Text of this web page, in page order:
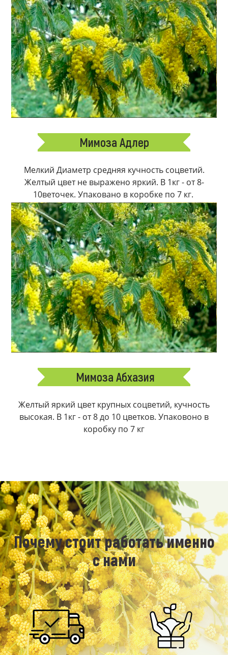
Мимоза Адлер
Мелкий Диаметр средняя кучность соцветий.
Желтый цвет не выражено яркий. В 1кг - от 8-
10веточек. Упаковано в коробке по 7 кг.
Мимоза Абхазия
Желтый яркий цвет крупных соцветий, кучность
высокая. В 1кг - от 8 до 10 цветков. Упаковоно в
коробку по 7 кг
Почему стоит работать именно
с нами